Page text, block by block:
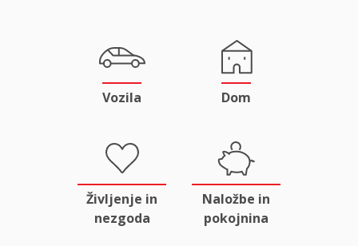
Vozila Dom
Življenje in
nezgoda
Naložbe in
pokojnina